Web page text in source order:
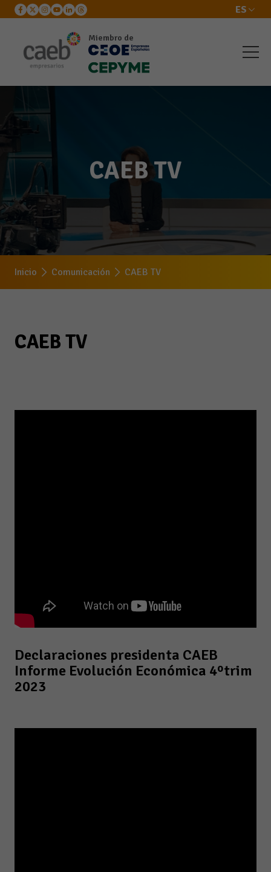
ES
Miembro de
CAEB TV
Inicio Comunicación CAEB TV
CAEB TV
Declaraciones presidenta CAEB
Informe Evolución Económica 4ºtrim
2023